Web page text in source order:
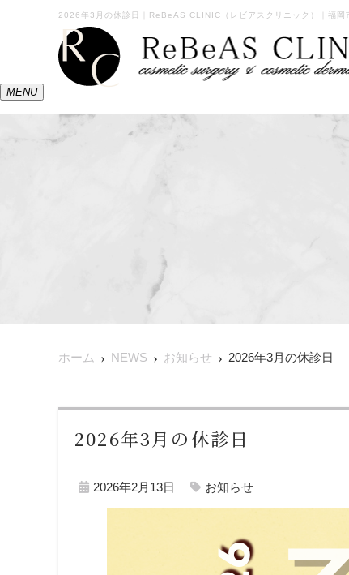
2026年3月の休診日｜ReBeAS CLINIC（レビアスクリニック）｜福岡
MENU
ホーム NEWS お知らせ 2026年3月の休診日
2026年3月の休診日
2026年2月13日 お知らせ